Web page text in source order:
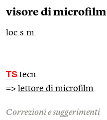
visore di microfilm
loc.s.m.
TS tecn.
=> lettore di microfilm
Correzioni e suggerimenti